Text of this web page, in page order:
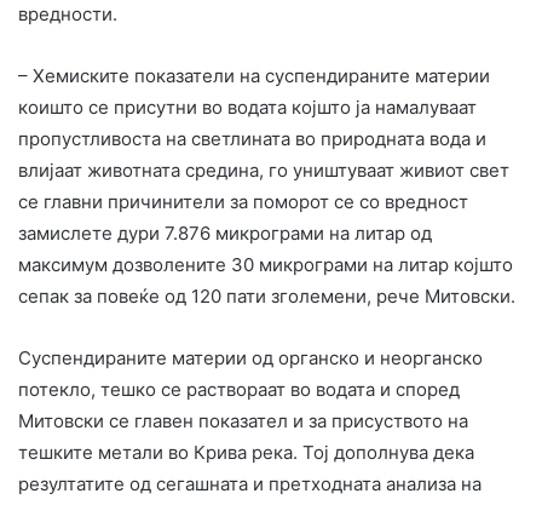
вредности.
– Хемиските показатели на суспендираните материи
коишто се присутни во водата којшто ја намалуваат
пропустливоста на светлината во природната вода и
влијаат животната средина, го уништуваат живиот свет
се главни причинители за поморот се со вредност
замислете дури 7.876 микрограми на литар од
максимум дозволените 30 микрограми на литар којшто
сепак за повеќе од 120 пати зголемени, рече Митовски.
Суспендираните материи од органско и неорганско
потекло, тешко се раствораат во водата и според
Митовски се главен показател и за присуството на
тешките метали во Крива река. Тој дополнува дека
резултатите од сегашната и претходната анализа на